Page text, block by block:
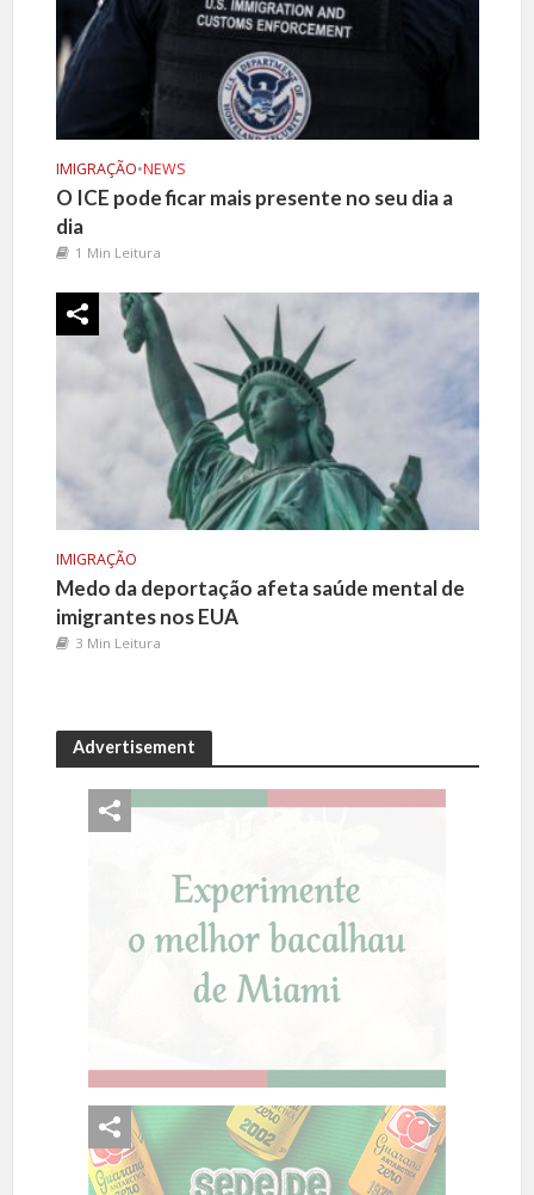
IMIGRAÇÃO•NEWS
O ICE pode ficar mais presente no seu dia a
dia
1 Min Leitura
IMIGRAÇÃO
Medo da deportação afeta saúde mental de
imigrantes nos EUA
3 Min Leitura
Advertisement